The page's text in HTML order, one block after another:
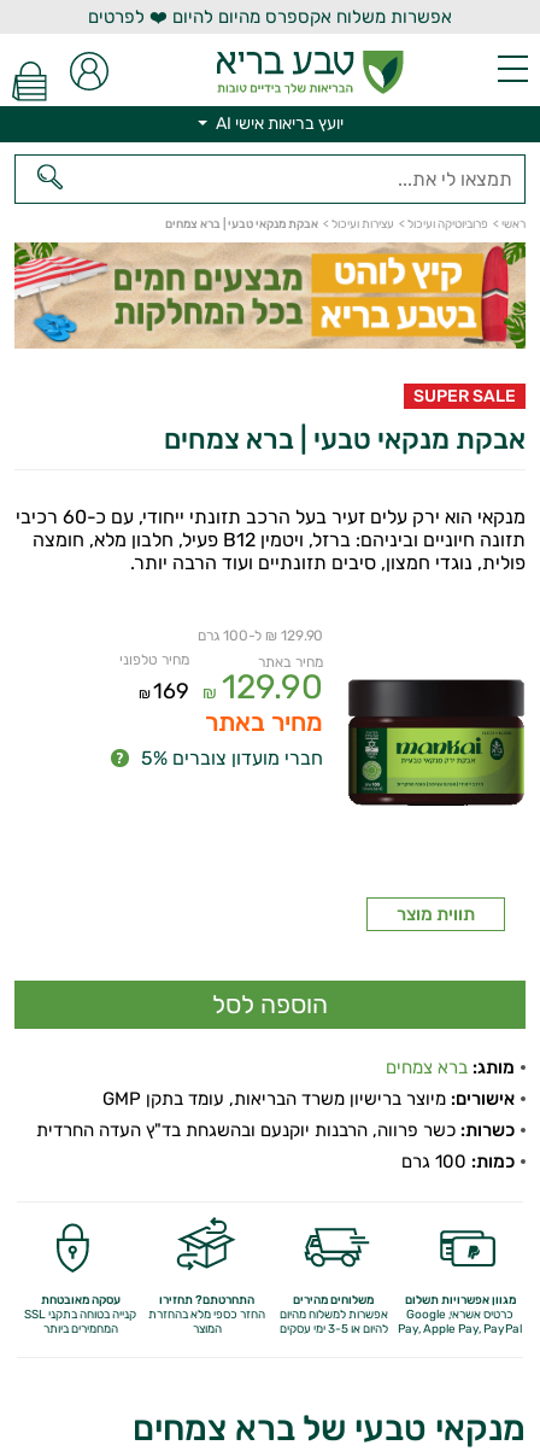
אפשרות משלוח אקספרס מהיום להיום ❤️ לפרטים
יועץ בריאות אישי AI
ראשי > פרוביוטיקה ועיכול > עצירות ועיכול > אבקת מנקאי טבעי | ברא צמחים
פוסטביוטיקה
פרוביוטיקה
עצירות
בעיות
גזים
הכבד
בריאות
המעי
SUPER SALE
אבקת מנקאי טבעי | ברא צמחים
מנקאי הוא ירק עלים זעיר בעל הרכב תזונתי ייחודי, עם כ-60 רכיבי
תזונה חיוניים וביניהם: ברזל, ויטמין B12 פעיל, חלבון מלא, חומצה
פולית, נוגדי חמצון, סיבים תזונתיים ועוד הרבה יותר.
תווית מוצר
129.90 ₪ ל-100 גרם
מחיר באתר
129.90
₪
מחיר טלפוני
169
₪
מחיר באתר
חברי מועדון צוברים 5%
מותג: ברא צמחים
אישורים: מיוצר ברישיון משרד הבריאות, עומד בתקן GMP
כשרות: כשר פרווה, הרבנות יוקנעם ובהשגחת בד"ץ העדה החרדית
כמות:
מגוון אפשרויות תשלום
כרטיס אשראי, Google
Pay,Apple Pay, PayPal
משלוחים מהירים
אפשרות למשלוח מהיום
להיום או 3-5 ימי עסקים
התחרטתם? תחזירו
החזר כספי מלאבהחזרת
המוצר
עסקה מאובטחת
קנייה בטוחה בתקני SSL
המחמירים ביותר
מנקאי טבעי של ברא צמחים
יועץ בריאות אישי AI